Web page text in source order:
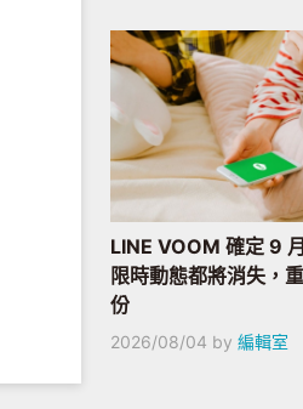
LINE VOOM 確定 9
限時動態都將消失，
份
2026/08/04 by 編輯室